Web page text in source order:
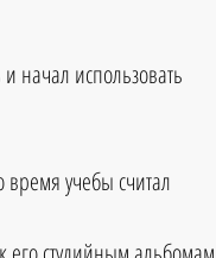
начал использовать
учебы считал